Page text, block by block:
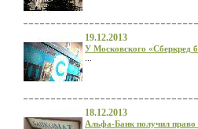
19.12.2013
У Московского «Сберкред
18.12.2013
Альфа-Банк получил